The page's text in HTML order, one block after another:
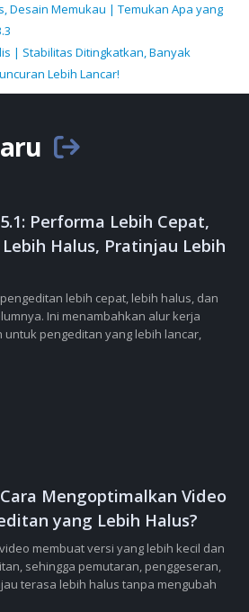
Desain Memukau | Temukan Apa yang
| Stabilitas Ditingkatkan, Banyak
Lebih Lancar!
Performa Lebih Cepat,
Halus, Pratinjau Lebih
lebih cepat, lebih halus, dan
Ini menambahkan alur kerja
untuk pengeditan yang lebih lancar,
Mengoptimalkan Video
yang Lebih Halus?
membuat versi yang lebih kecil dan
sehingga pemutaran, penggeseran,
terasa lebih halus tanpa mengubah